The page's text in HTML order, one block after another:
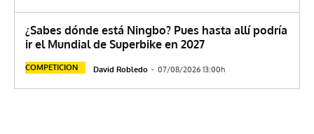
¿Sabes dónde está Ningbo? Pues hasta allí podría
ir el Mundial de Superbike en 2027
COMPETICION David Robledo - 07/08/2026 13:00h